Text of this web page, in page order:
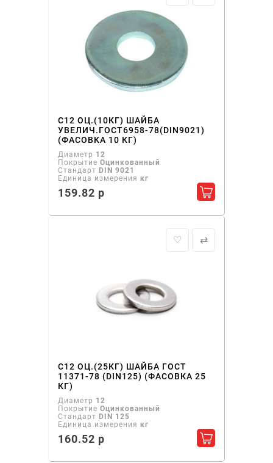
С12 ОЦ.(10КГ) ШАЙБА
УВЕЛИЧ.ГОСТ6958-78(DIN9021)
(ФАСОВКА 10 КГ)
Диаметр 12
Покрытие Оцинкованный
Стандарт DIN 9021
Единица измерения кг
159.82 р Добавить в
♡ ⇄
С12 ОЦ.(25КГ) ШАЙБА ГОСТ
11371-78 (DIN125) (ФАСОВКА 25
КГ)
Диаметр 12
Покрытие Оцинкованный
Стандарт DIN 125
Единица измерения кг
160.52 р Добавить в